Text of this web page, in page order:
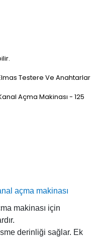
Testere Ve Anahtarlar
Açma Makinası - 125
açma makinası
makinası için
derinliği sağlar. Ek